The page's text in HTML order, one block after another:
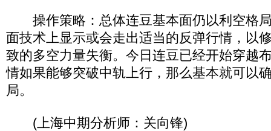
操作策略：总体连豆基本面仍以利空格
面技术上显示或会走出适当的反弹行情，以
致的多空力量失衡。今日连豆已经开始穿越
情如果能够突破中轨上行，那么基本就可以
局。
(上海中期分析师：关向锋)